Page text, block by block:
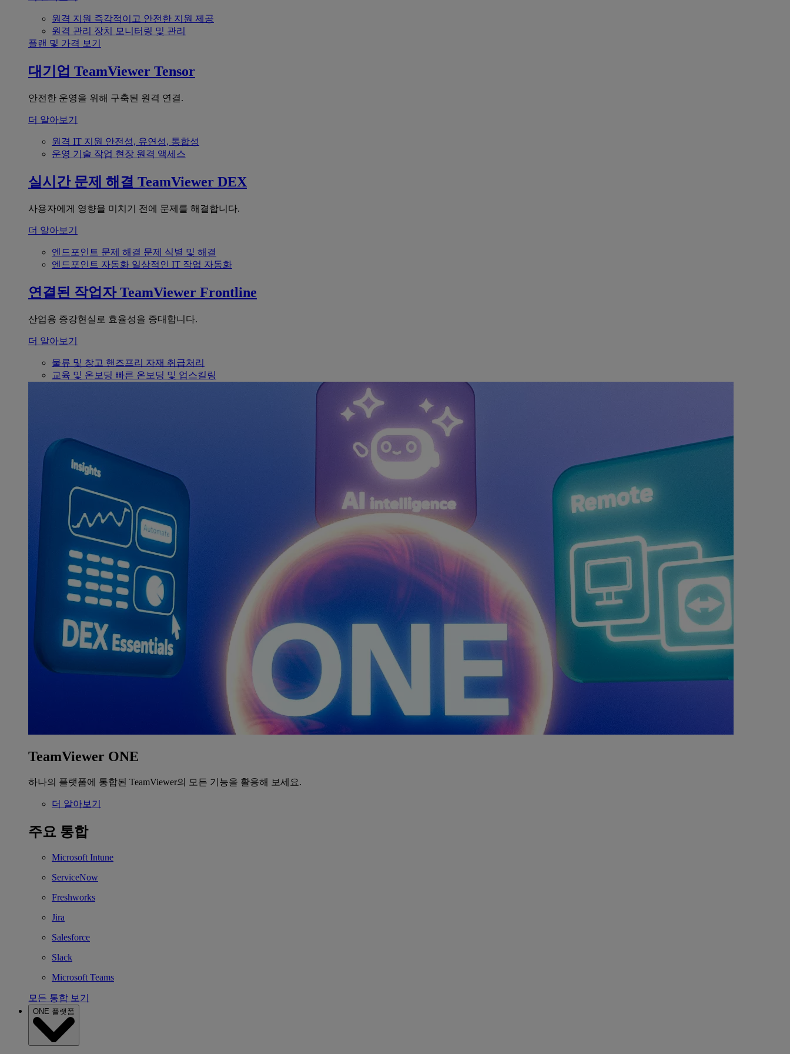
원격 지원 즉각적이고 안전한 지원 제공
원격 관리 장치 모니터링 및 관리
플랜 및 가격 보기
대기업 TeamViewer Tensor
안전한 운영을 위해 구축된 원격 연결.
더 알아보기
원격 IT 지원 안전성, 유연성, 통합성
운영 기술 작업 현장 원격 액세스
실시간 문제 해결 TeamViewer DEX
사용자에게 영향을 미치기 전에 문제를 해결합니다.
더 알아보기
엔드포인트 문제 해결 문제 식별 및 해결
엔드포인트 자동화 일상적인 IT 작업 자동화
연결된 작업자 TeamViewer Frontline
산업용 증강현실로 효율성을 증대합니다.
더 알아보기
물류 및 창고 핸즈프리 자재 취급처리
교육 및 온보딩 빠른 온보딩 및 업스킬링
TeamViewer ONE
하나의 플랫폼에 통합된 TeamViewer의 모든 기능을 활용해 보세요.
더 알아보기
주요 통합
Microsoft Intune
ServiceNow
Freshworks
Jira
Salesforce
Slack
Microsoft Teams
모든 통합 보기
ONE 플랫폼